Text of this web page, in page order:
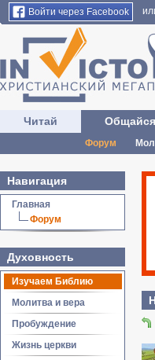
Войти через Facebook
Читай Общайся
Форум
Навигация
Главная
Форум
Духовность
Изучаем Библию
Молитва и вера
Пробуждение
Жизнь церкви